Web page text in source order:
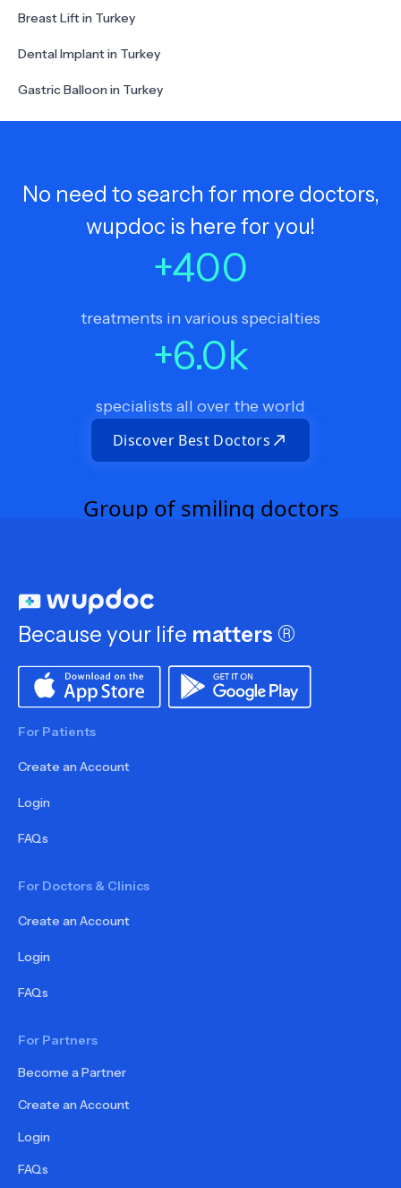
Breast Lift in Turkey
Dental Implant in Turkey
Gastric Balloon in Turkey
No need to search for more doctors,
wupdoc is here for you!
+400
treatments in various specialties
+6.0k
specialists all over the world
Discover Best Doctors
Because your life matters ®
For Patients
Create an Account
Login
FAQs
For Doctors & Clinics
Create an Account
Login
FAQs
For Partners
Become a Partner
Create an Account
Login
FAQs